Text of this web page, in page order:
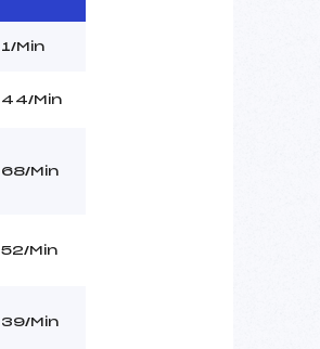
1/Min
44/Min
68/Min
52/Min
39/Min